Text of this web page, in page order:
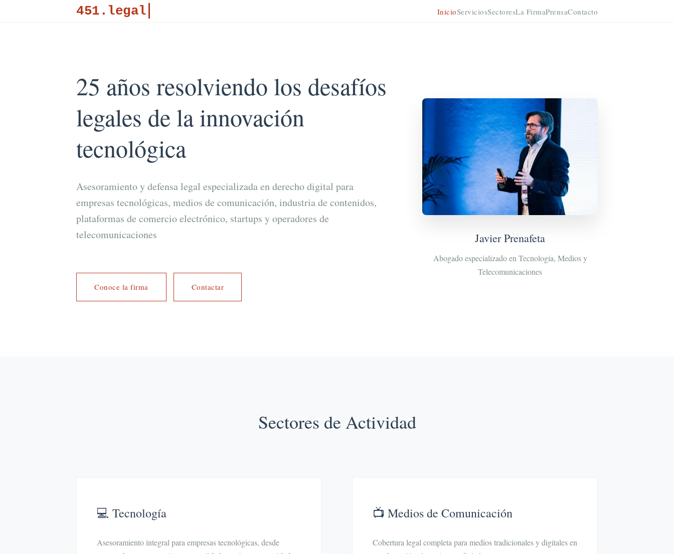
451.legal InicioServiciosSectoresLa FirmaPrensaContacto
25 años resolviendo los desafíos
legales de la innovación
tecnológica
Asesoramiento y defensa legal especializada en derecho digital para
empresas tecnológicas, medios de comunicación, industria de contenidos,
plataformas de comercio electrónico, startups y operadores de
telecomunicaciones
Conoce la firma Contactar
Javier Prenafeta
Abogado especializado en Tecnología, Medios y
Telecomunicaciones
Sectores de Actividad
💻 Tecnología
Asesoramiento integral para empresas tecnológicas, desde
📺 Medios de Comunicación
Cobertura legal completa para medios tradicionales y digitales en